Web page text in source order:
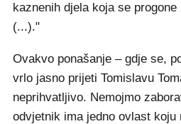
kaznenih djela koja se
(...)."
Ovakvo ponašanje – gdje se,
vrlo jasno prijeti Tomislavu
neprihvatljivo. Nemojmo
odvjetnik ima jedno ovlast koju